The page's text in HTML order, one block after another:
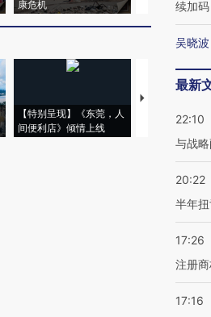
康危机
心“花钱找虐”？
【特别呈现】《东莞，人
间便利店》倾情上线
【推广】走进第
会，让数智科
续加码
吴晓波
最新
22:10
与战略
20:22
半年
17:26
注册
17:16